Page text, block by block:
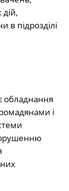
в підрозділі
обладнання
і